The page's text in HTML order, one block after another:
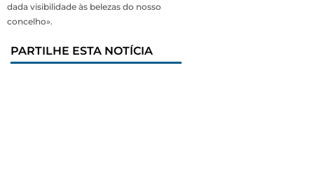
dada visibilidade às belezas do nosso
concelho».
PARTILHE ESTA NOTÍCIA